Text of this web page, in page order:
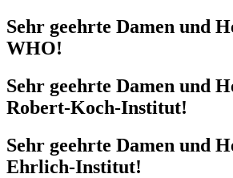
Sehr geehrte Damen und
WHO!
Sehr geehrte Damen und
Robert-Koch-Institut!
Sehr geehrte Damen und
Ehrlich-Institut!